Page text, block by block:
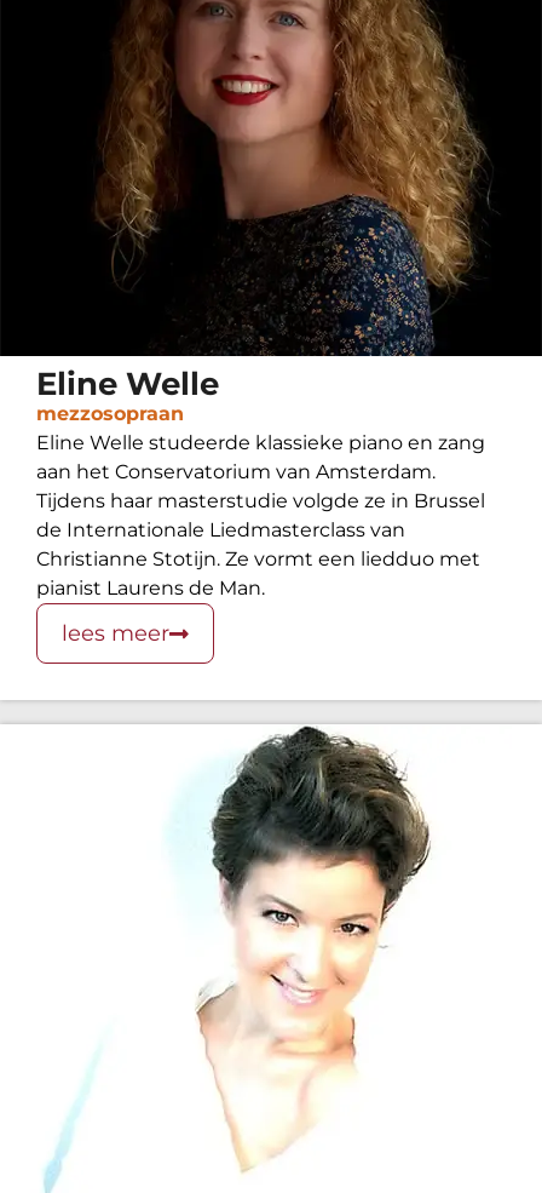
Eline Welle
mezzosopraan
Eline Welle studeerde klassieke piano en zang
aan het Conservatorium van Amsterdam.
Tijdens haar masterstudie volgde ze in Brussel
de Internationale Liedmasterclass van
Christianne Stotijn. Ze vormt een liedduo met
pianist Laurens de Man.
lees meer